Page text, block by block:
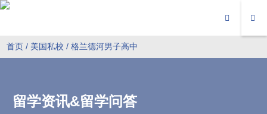
首页 / 美国私校 / 格兰德河男子高中
留学资讯&留学问答